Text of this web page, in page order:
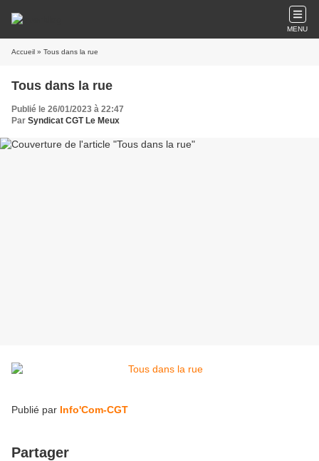
MENU
Accueil » Tous dans la rue
Tous dans la rue
Publié le 26/01/2023 à 22:47
Par Syndicat CGT Le Meux
Publié par Info'Com-CGT
Partager